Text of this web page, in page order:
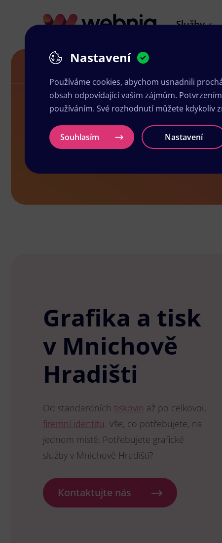
Služby
Grafika a tisk Mnichovo Hradiště
Grafika a
Grafika a tisk
v Mnichově
Hradišti
Od standardních tiskovin až po celkovou
firemní identitu. Vše, co potřebujete, na
jednom místě. Potřebujete grafické
služby v Mnichově Hradišti?
Kontaktujte nás
Nastavení
Používáme cookies, abychom usnadnili
obsah odpovídající vašim zájmům.
používáním. Své rozhodnutí můžete kdykoliv
Souhlasím Nastavení